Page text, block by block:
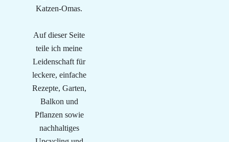
Katzen-Omas.
Auf dieser Seite
teile ich meine
Leidenschaft für
leckere, einfache
Rezepte, Garten,
Balkon und
Pflanzen sowie
nachhaltiges